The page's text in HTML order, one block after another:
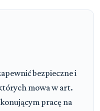
bezpieczne i
mowa w art.
pracę na